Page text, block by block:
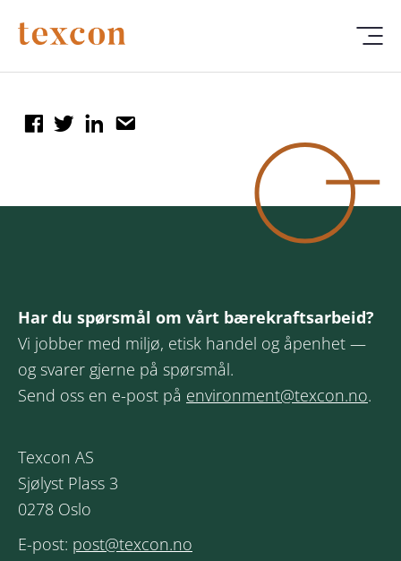
Har du spørsmål om vårt bærekraftsarbeid?
Vi jobber med miljø, etisk handel og åpenhet —
og svarer gjerne på spørsmål.
Send oss en e-post på environment@texcon.no.
Texcon AS
Sjølyst Plass 3
0278 Oslo
E-post: post@texcon.no